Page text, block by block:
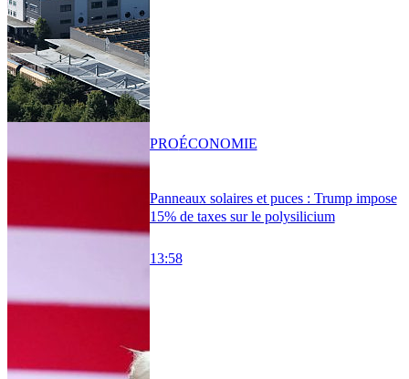
Panneaux solaires et puces : Trump impose
15% de taxes sur le polysilicium
13:58
PROÉCONOMIE